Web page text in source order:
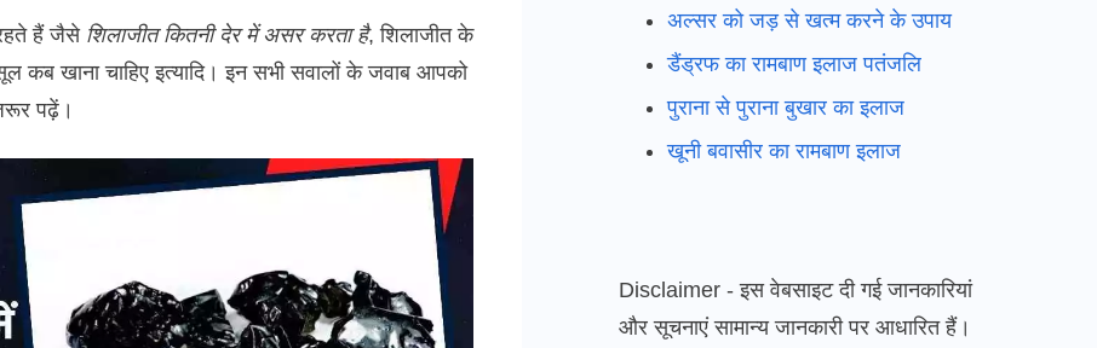
हैं जैसे शिलाजीत कितनी देर में असर करता है, शिलाजीत के
कब खाना चाहिए इत्यादि। इन सभी सवालों के जवाब आपको
पढ़ें।
अल्सर को जड़ से खत्म करने के उपाय
डैंड्रफ का रामबाण इलाज पतंजलि
पुराना से पुराना बुखार का इलाज
खूनी बवासीर का रामबाण इलाज
Disclaimer - इस वेबसाइट दी गई जानकारियां
और सूचनाएं सामान्य जानकारी पर आधारित हैं।